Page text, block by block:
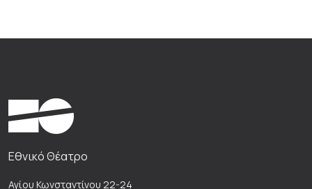
Εθνικό Θέατρο
Αγίου Κωνσταντίνου 22-24